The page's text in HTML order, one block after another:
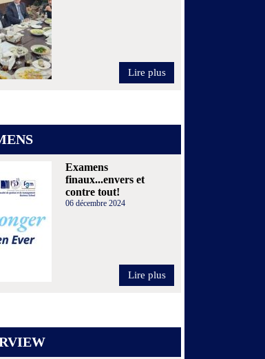
Lire plus
Examens
finaux...envers et
contre tout!
06 décembre 2024
Lire plus